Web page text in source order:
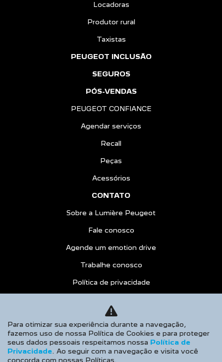
Locadoras
Produtor rural
Taxistas
PEUGEOT INCLUSÃO
SEGUROS
PÓS-VENDAS
PEUGEOT CONFIANCE
Agendar serviços
Recall
Peças
Acessórios
CONTATO
Sobre a Lumière Peugeot
Fale conosco
Agende um emotion drive
Trabalhe conosco
Política de privacidade
AGENDE UM TEST DRIVE
Desacelere. Seu bem maior é a vida.
Para otimizar sua experiência durante a navegação,
fazemos uso de nossa Política de Cookies e para proteger
seus dados pessoais respeitamos nossa Política de
Privacidade. Ao seguir com a navegação e visita você
concorda com nossas Políticas.